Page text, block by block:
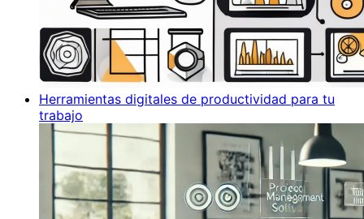
Herramientas digitales de productividad para tu
trabajo